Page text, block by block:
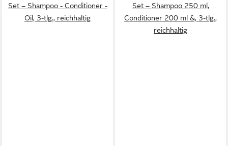
Set – Shampoo - Conditioner -
Oil, 3-tlg., reichhaltig
Set – Shampoo 250 ml,
Conditioner 200 ml &, 3-tlg.,
reichhaltig